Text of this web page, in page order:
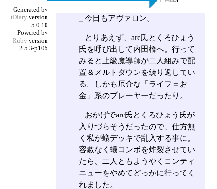
今日もアヴァロン。
とりあえず、arc氏とくろひょう
氏を呼び出して内田橋へ。行って
みると上級魔導師が二人組みで配
置＆メルトダウンを繰り返してい
る。しかも厄介な「ライフ＝お
金」系のプレーヤーだったり。
おかげでarc氏とくろひょう氏が
入りづらそうだったので、仕方無
く私が蟻デッキで乱入する事に。
容赦なく蟻コンボを炸裂させてい
たら、二人ともようやくコンティ
ニューをやめてどっかに行ってく
れました。
Generated by
tDiary version
5.0.10
Powered by
Ruby version
2.5.3-p105